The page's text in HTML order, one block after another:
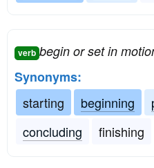
verb begin or set in
Synonyms:
starting
beginning
concluding
finishing